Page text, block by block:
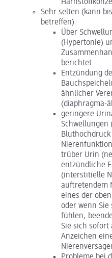
Sehr selten (kann
betreffen)
Über
(Hypertonie)
berichtet.
Entzündung
ähnlicher
(diaphragma-
geringere
Schwellungen
trüber Urin
entzündliche
(interstitielle
auftretendem
eines der
oder wenn
fühlen,
Sie sich sofort
Anzeichen